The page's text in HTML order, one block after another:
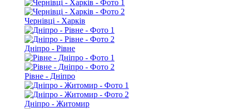
Чернівці - Харків
Дніпро - Рівне
Рівне - Дніпро
Дніпро - Житомир